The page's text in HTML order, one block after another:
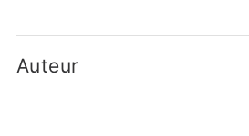
Auteur